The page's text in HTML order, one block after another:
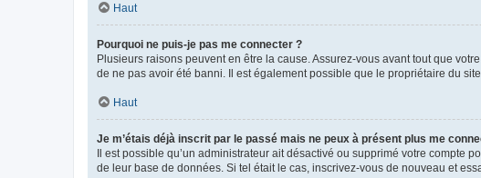
Haut
Pourquoi ne puis-je pas me connecter ?
Plusieurs raisons peuvent en être la cause. Assurez-vous avant tout que
de ne pas avoir été banni. Il est également possible que le propriétaire du
Haut
Je m’étais déjà inscrit par le passé mais ne peux à présent plus me
Il est possible qu’un administrateur ait désactivé ou supprimé votre compte
de leur base de données. Si tel était le cas, inscrivez-vous de nouveau et